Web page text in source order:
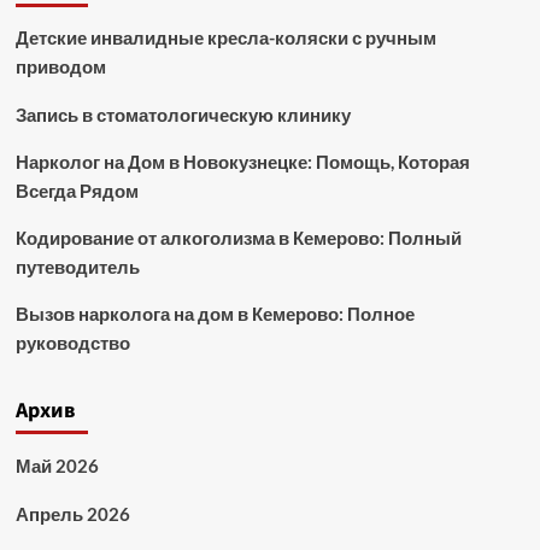
Детские инвалидные кресла-коляски с ручным
приводом
Запись в стоматологическую клинику
Нарколог на Дом в Новокузнецке: Помощь, Которая
Всегда Рядом
Кодирование от алкоголизма в Кемерово: Полный
путеводитель
Вызов нарколога на дом в Кемерово: Полное
руководство
Архив
Май 2026
Апрель 2026